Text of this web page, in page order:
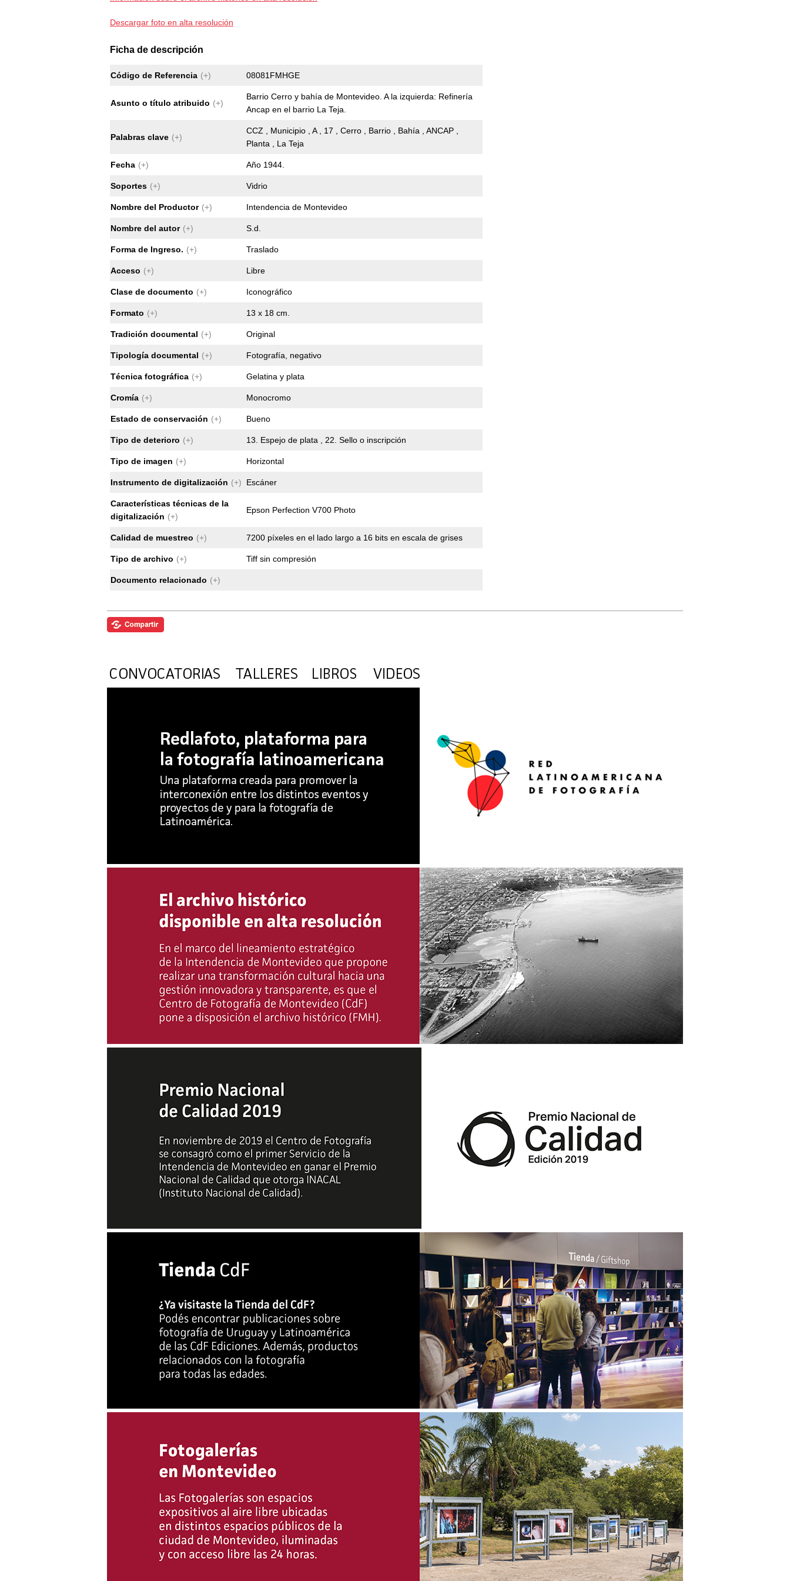
Descargar foto en alta resolución
Ficha de descripción
Código de Referencia (+) 08081FMHGE
Asunto o título atribuido (+)
Barrio Cerro y bahía de Montevideo. A la izquierda: Refinería
Ancap en el barrio La Teja.
Palabras clave (+)
CCZ , Municipio , A , 17 , Cerro , Barrio , Bahía , ANCAP ,
Planta , La Teja
Fecha (+) Año 1944.
Soportes (+) Vidrio
Nombre del Productor (+) Intendencia de Montevideo
Nombre del autor (+) S.d.
Forma de Ingreso. (+) Traslado
Acceso (+) Libre
Clase de documento (+) Iconográfico
Formato (+) 13 x 18 cm.
Tradición documental (+) Original
Tipología documental (+) Fotografía, negativo
Técnica fotográfica (+) Gelatina y plata
Cromía (+) Monocromo
Estado de conservación (+) Bueno
Tipo de deterioro (+) 13. Espejo de plata , 22. Sello o inscripción
Tipo de imagen (+) Horizontal
Instrumento de digitalización (+) Escáner
Características técnicas de la
digitalización (+)
Epson Perfection V700 Photo
Calidad de muestreo (+) 7200 píxeles en el lado largo a 16 bits en escala de grises
Tipo de archivo (+) Tiff sin compresión
Documento relacionado (+)